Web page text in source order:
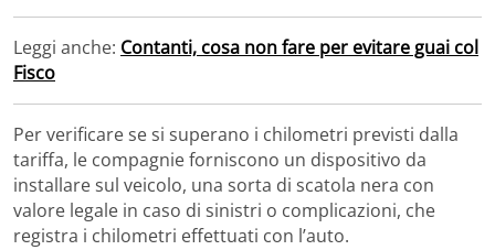
Leggi anche: Contanti, cosa non fare per evitare guai col
Fisco
Per verificare se si superano i chilometri previsti dalla
tariffa, le compagnie forniscono un dispositivo da
installare sul veicolo, una sorta di scatola nera con
valore legale in caso di sinistri o complicazioni, che
registra i chilometri effettuati con l’auto.